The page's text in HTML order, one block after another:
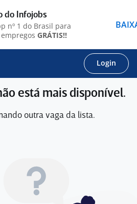
Login
está mais disponível.
outra vaga da lista.
do Infojobs
nº 1 do Brasil para
GRÁTIS!!